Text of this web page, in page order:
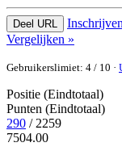
Deel URL
Vergelijken »
Gebruikerslimiet: 4 / 10 ·
Positie (Eindtotaal)
Punten (Eindtotaal)
290 / 2259
7504.00